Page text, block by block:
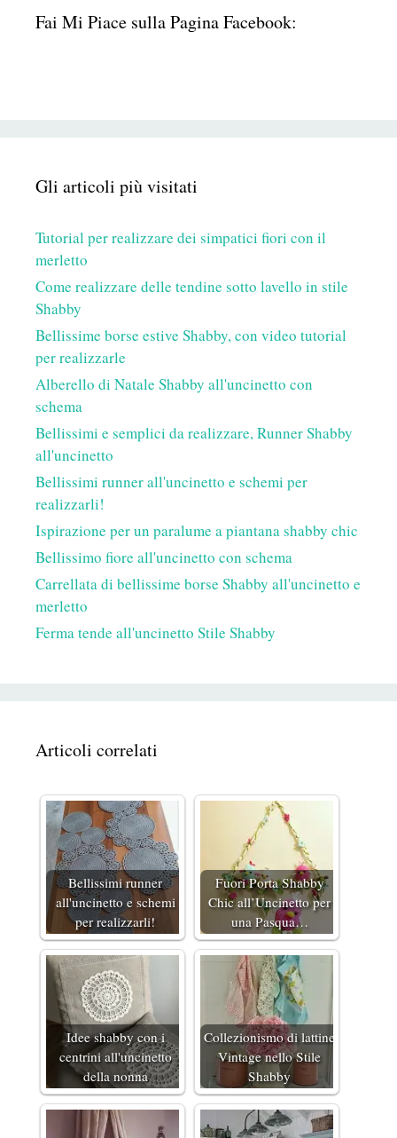
Fai Mi Piace sulla Pagina Facebook:
Gli articoli più visitati
Tutorial per realizzare dei simpatici fiori con il
merletto
Come realizzare delle tendine sotto lavello in stile
Shabby
Bellissime borse estive Shabby, con video tutorial
per realizzarle
Alberello di Natale Shabby all'uncinetto con
schema
Bellissimi e semplici da realizzare, Runner Shabby
all'uncinetto
Bellissimi runner all'uncinetto e schemi per
realizzarli!
Ispirazione per un paralume a piantana shabby chic
Bellissimo fiore all'uncinetto con schema
Carrellata di bellissime borse Shabby all'uncinetto e
merletto
Ferma tende all'uncinetto Stile Shabby
Articoli correlati
Bellissimi runner
all'uncinetto e schemi
per realizzarli!
Fuori Porta Shabby
Chic all’Uncinetto per
una Pasqua…
Idee shabby con i
centrini all'uncinetto
della nonna
Collezionismo di lattine
Vintage nello Stile
Shabby